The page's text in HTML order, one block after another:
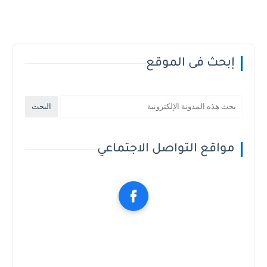
إبحث فى الموقع
مواقع التواصل الاجتماعي